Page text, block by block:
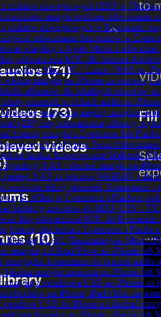
efektów dźwiękowych i DSP w
muzyki podczas odtwarzania
efektów dźwiękowych w Evermusic:
używać odtwarzania bez przerw w
playlisty z Apple Music i
odtwarzania M3U dla Internet
muzykę z Mac / PC / Linux / NAS na
własną muzykę na iPhonie za pomocą
albumów dla lokalnych utworów
teksty piosenek w plikach audio na
bibliotekę muzyczną między
(ZIP) listy odtwarzania, albumy,
historię muzyki z Evermusic lub
widgetów Teraz
po kroku: Importowanie biblioteki
Synology NAS i słuchać muzyki na
pamięć NAS za pomocą WebDAV i
osadzone teksty piosenek, komentarze
offline w Evermusic i Flacbox:
kolekcję utworów do M3U, CSV i
listę odtwarzania M3U do Evermusic
historię słuchania z Evermusic i
Muzykę FLAC (Bezstratną) na Moim
muzykę z iCloud Drive na iPhonie lub
przeglądać komentarze do ścieżek
lokalna muzyke zapisana na iPhonie lub
muzykę z pendrive'a USB na iPhonie
na iPhone, iPad i Mac za
pendrive USB do iPhone'a i słuchać
dźwięku na iPhonie, iPadzie lub